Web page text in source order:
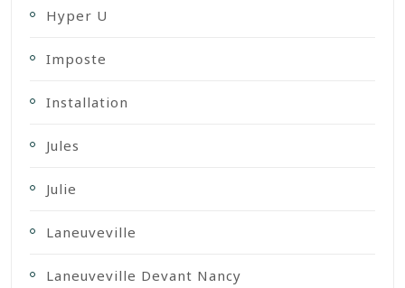
Hyper U
Imposte
Installation
Jules
Julie
Laneuveville
Laneuveville Devant Nancy